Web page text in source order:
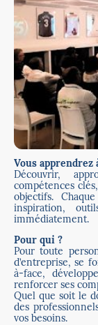
Vous apprendrez
Découvrir,
compétences
objectifs.
inspiration,
immédiatement.
Pour qui ?
Pour toute
d’entreprise, se
à-face,
renforcer ses
Quel que soit le
des
vos besoins.